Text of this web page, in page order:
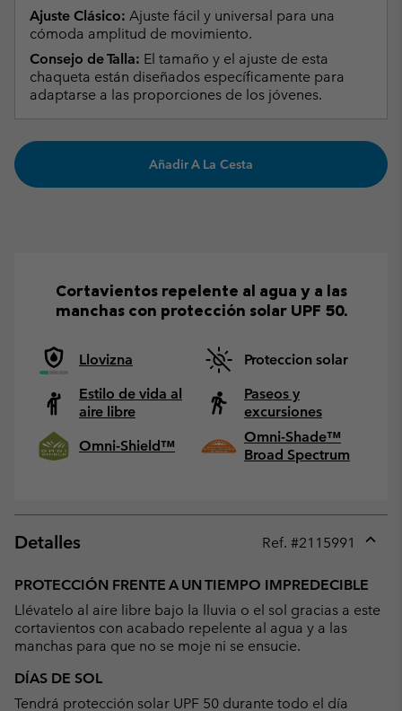
Ajuste Clásico: Ajuste fácil y universal para una
cómoda amplitud de movimiento.
Consejo de Talla: El tamaño y el ajuste de esta
chaqueta están diseñados específicamente para
adaptarse a las proporciones de los jóvenes.
Añadir A La Cesta
Cortavientos repelente al agua y a las
manchas con protección solar UPF 50.
Llovizna
Proteccion solar
Estilo de vida al
aire libre
Paseos y
excursiones
Omni-Shield™
Omni-Shade™
Broad Spectrum
Detalles Ref. #2115991
or
PROTECCIÓN FRENTE A UN TIEMPO IMPREDECIBLE
Llévatelo al aire libre bajo la lluvia o el sol gracias a este
cortavientos con acabado repelente al agua y a las
manchas para que no se moje ni se ensucie.
DÍAS DE SOL
Tendrá protección solar UPF 50 durante todo el día